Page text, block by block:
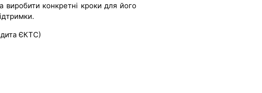
виробити конкретні кроки для його
ЄКТС)